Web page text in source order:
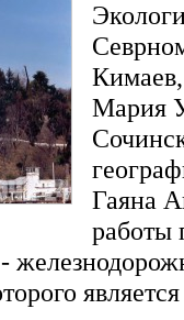
Мария
Гаяна
работы